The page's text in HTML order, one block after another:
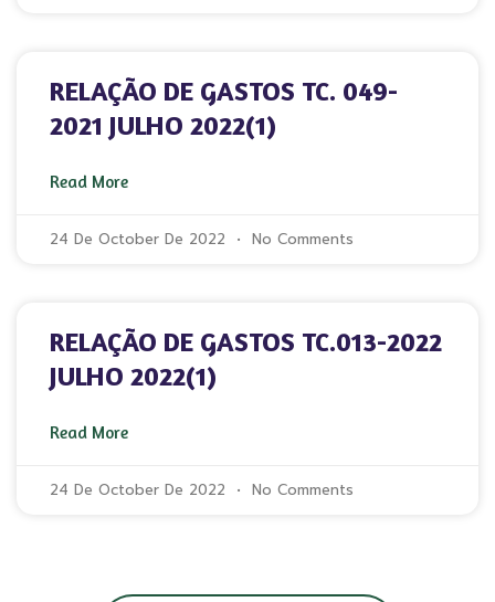
RELAÇÃO DE GASTOS TC. 049-
2021 JULHO 2022(1)
Read More
24 De October De 2022 No Comments
RELAÇÃO DE GASTOS TC.013-2022
JULHO 2022(1)
Read More
24 De October De 2022 No Comments